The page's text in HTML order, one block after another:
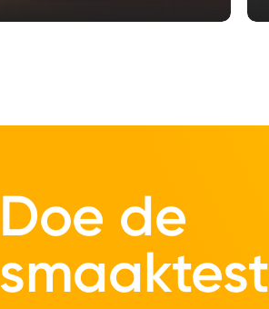
Doe de
smaaktest